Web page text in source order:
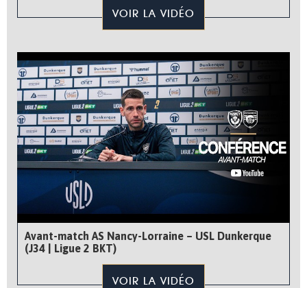
VOIR LA VIDÉO
Avant-match AS Nancy-Lorraine – USL Dunkerque
(J34 | Ligue 2 BKT)
VOIR LA VIDÉO